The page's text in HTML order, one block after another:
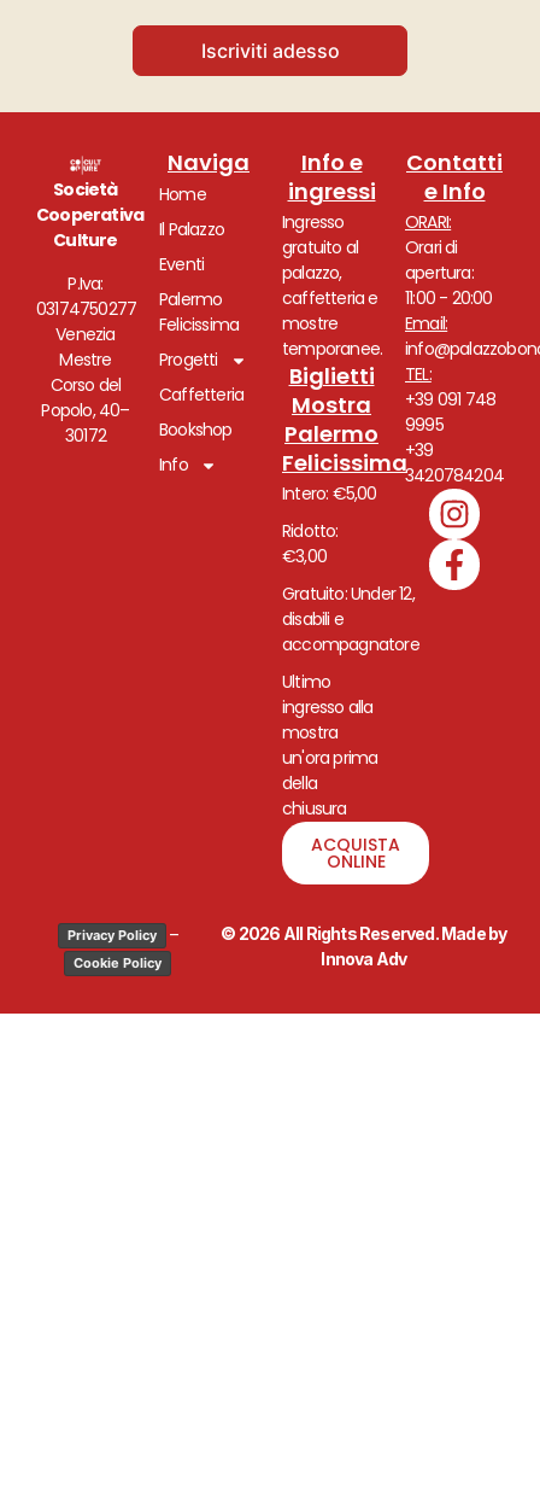
Iscriviti adesso
Società
Cooperativa
Culture
P.Iva:
03174750277
Venezia
Mestre
Corso del
Popolo, 40–
30172
Naviga
Home
Il Palazzo
Eventi
Palermo
Felicissima
Progetti
Caffetteria
Bookshop
Info
Info e
ingressi
Ingresso
gratuito al
palazzo,
caffetteria e
mostre
temporanee.
Biglietti
Mostra
Palermo
Felicissima
Intero: €5,00
Ridotto:
€3,00
Gratuito: Under 12,
disabili e
accompagnatore
Ultimo
ingresso alla
mostra
un'ora prima
della
chiusura
ACQUISTA
ONLINE
Contatti
e Info
ORARI:
Orari di
apertura:
11:00 - 20:00
Email:
TEL:
+39 091 748
9995
+39
3420784204
Privacy Policy –
Cookie Policy
© 2026 All Rights Reserved. Made by
Innova Adv